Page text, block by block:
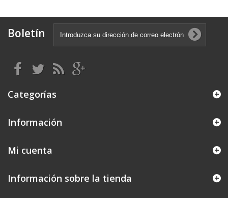
Boletín
Categorías
Información
Mi cuenta
Información sobre la tienda